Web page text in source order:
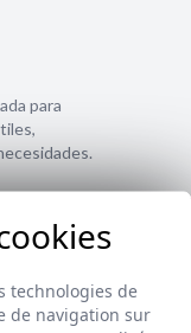
para
technologies de
de navigation sur